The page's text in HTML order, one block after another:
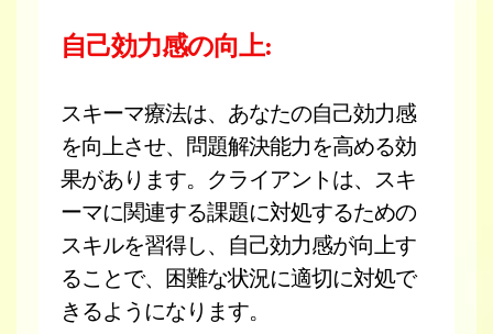
自己効力感の向上:
スキーマ療法は、あなたの自己効力感
を向上させ、問題解決能力を高める効
果があります。クライアントは、スキ
ーマに関連する課題に対処するための
スキルを習得し、自己効力感が向上す
ることで、困難な状況に適切に対処で
きるようになります。